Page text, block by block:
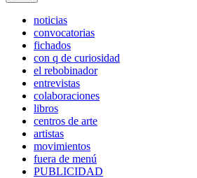
noticias
convocatorias
fichados
con q de curiosidad
el rebobinador
entrevistas
colaboraciones
libros
centros de arte
artistas
movimientos
fuera de menú
PUBLICIDAD